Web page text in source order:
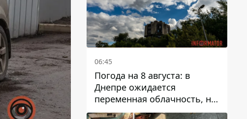
06:45
Погода на 8 августа: в
Днепре ожидается
переменная облачность, но
может пойти дождь